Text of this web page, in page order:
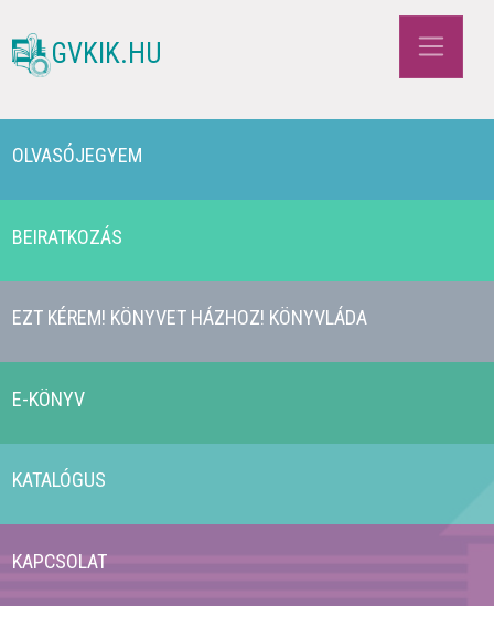
GVKIK.HU
OLVASÓJEGYEM
BEIRATKOZÁS
EZT KÉREM! KÖNYVET HÁZHOZ! KÖNYVLÁDA
E-KÖNYV
KATALÓGUS
KAPCSOLAT